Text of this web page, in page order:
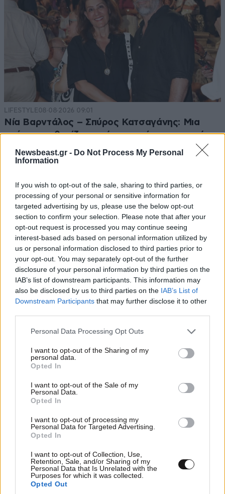
Newsbeast.gr - Do Not Process My Personal
Information
If you wish to opt-out of the sale, sharing to third parties, or
processing of your personal or sensitive information for
targeted advertising by us, please use the below opt-out
section to confirm your selection. Please note that after your
opt-out request is processed you may continue seeing
interest-based ads based on personal information utilized by
us or personal information disclosed to third parties prior to
your opt-out. You may separately opt-out of the further
disclosure of your personal information by third parties on the
IAB’s list of downstream participants. This information may
also be disclosed by us to third parties on the IAB’s List of
Downstream Participants that may further disclose it to other
Please note that this website/app uses one or more Google
not limited to your visit or usage behaviour. You may click to
grant or deny consent to Google and its third-party tags to
use your data for below specified purposes in below Google
consent section.
Personal Data Processing Opt Outs
I want to opt-out of the Sharing of my
personal data.
Opted In
I want to opt-out of the Sale of my
Personal Data.
Opted In
I want to opt-out of processing my
Personal Data for Targeted Advertising.
Opted In
I want to opt-out of Collection, Use,
Retention, Sale, and/or Sharing of my
Personal Data that Is Unrelated with the
Purposes for which it was collected.
Opted Out
LIFESTYLE08·08·2026 09:01
Νία Βαρντάλος – Σπύρος Κατσαγάνης: Μια
σχέση που θυμίζει σενάριο ταινίας και μετρά
πάνω από τέσσερα χρόνια
Ποιοι φορολογούμενοι θα λάβουν email ή
τηλεφώνημα από την ΑΑΔΕ για φορολογικές
εκκρεμότητες